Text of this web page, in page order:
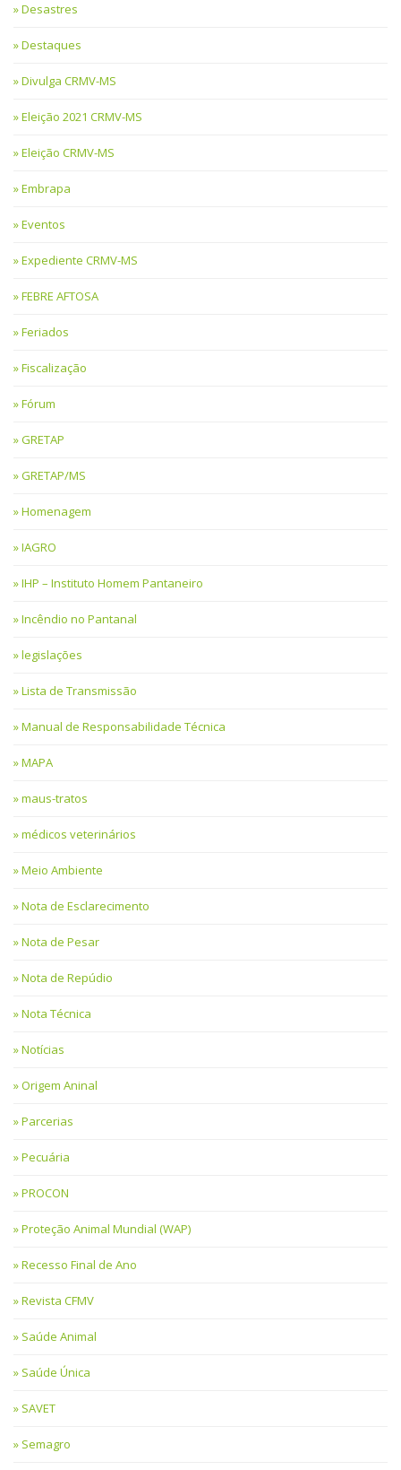
Desastres
Destaques
Divulga CRMV-MS
Eleição 2021 CRMV-MS
Eleição CRMV-MS
Embrapa
Eventos
Expediente CRMV-MS
FEBRE AFTOSA
Feriados
Fiscalização
Fórum
GRETAP
GRETAP/MS
Homenagem
IAGRO
IHP – Instituto Homem Pantaneiro
Incêndio no Pantanal
legislações
Lista de Transmissão
Manual de Responsabilidade Técnica
MAPA
maus-tratos
médicos veterinários
Meio Ambiente
Nota de Esclarecimento
Nota de Pesar
Nota de Repúdio
Nota Técnica
Notícias
Origem Aninal
Parcerias
Pecuária
PROCON
Proteção Animal Mundial (WAP)
Recesso Final de Ano
Revista CFMV
Saúde Animal
Saúde Única
SAVET
Semagro